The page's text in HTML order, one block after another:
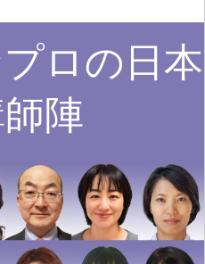
ロの日本
陣